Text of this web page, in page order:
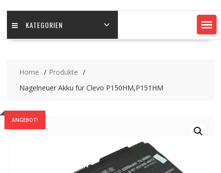
KATEGORIEN
Home
Produkte
Nagelneuer Akku für Clevo P150HM,P151HM
ANGEBOT!